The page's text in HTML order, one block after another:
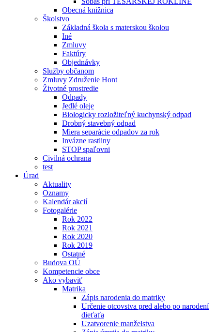
Obecná knižnica
Školstvo
Základná škola s materskou školou
Iné
Zmluvy
Faktúry
Objednávky
Služby občanom
Zmluvy Združenie Hont
Životné prostredie
Odpady
Jedlé oleje
Biologicky rozložiteľný kuchynský odpad
Drobný stavebný odpad
Miera separácie odpadov za rok
Invázne rastliny
STOP spaľovni
Civilná ochrana
test
Úrad
Aktuality
Oznamy
Kalendár akcií
Fotogalérie
Rok 2022
Rok 2021
Rok 2020
Rok 2019
Ostatné
Budova OÚ
Kompetencie obce
Ako vybaviť
Matrika
Zápis narodenia do matriky
Určenie otcovstva pred alebo po narodení
dieťaťa
Uzatvorenie manželstva